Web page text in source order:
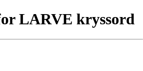
LARVE kryssord